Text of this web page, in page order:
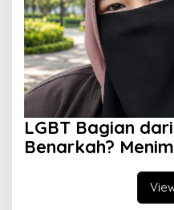
LGBT Bagian
Benarkah?
Diversity dan